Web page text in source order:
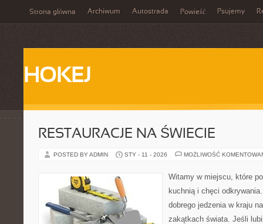
Strona główna Archiwum Autostrada Powieść Psujemy
HOKEJ
RESTAURACJE NA ŚWIECIE
POSTED BY ADMIN STY - 11 - 2026 MOŻLIWOŚĆ
Witamy w miejscu, które
kuchnią i chęci
dobrego jedzenia w kraju
zakątkach świata. Jeśli